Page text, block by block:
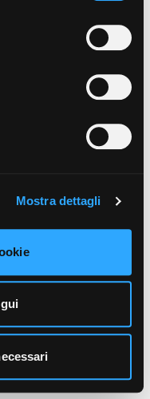
Cliccando sul tasto
navigazione. Per
dell’informativa
cliccando qui.
Mostra dettagli